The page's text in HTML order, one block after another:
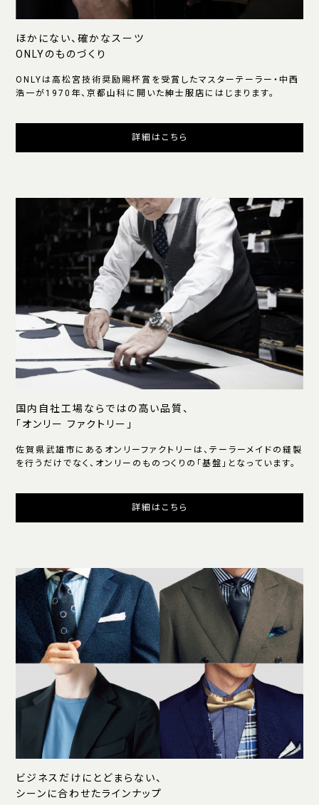
ほかにない、確かなスーツ
ONLYのものづくり
ONLYは高松宮技術奨励賜杯賞を受賞したマスターテーラー・中西
浩一が1970年、京都山科に開いた紳士服店にはじまります。
詳細はこちら
国内自社工場ならではの高い品質、
「オンリー ファクトリー」
佐賀県武雄市にあるオンリーファクトリーは、テーラーメイドの縫製
を行うだけでなく、オンリーのものつくりの「基盤」となっています。
詳細はこちら
ビジネスだけにとどまらない、
シーンに合わせたラインナップ